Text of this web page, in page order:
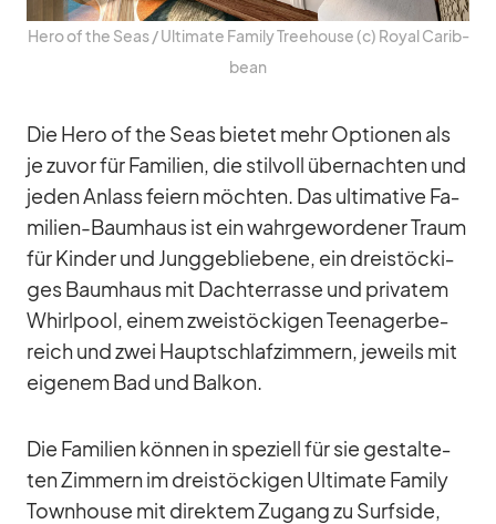
Hero of the Seas /​ Ul­ti­mate Fa­mily Tree­house (c) Royal Ca­rib­
bean
Die Hero of the Seas bie­tet mehr Op­tio­nen als
je zu­vor für Fa­mi­lien, die stil­voll über­nach­ten und
je­den An­lass fei­ern möch­ten. Das ul­ti­ma­tive Fa­
mi­lien-Baum­haus ist ein wahr­ge­wor­de­ner Traum
für Kin­der und Jung­ge­blie­bene, ein drei­stö­cki­
ges Baum­haus mit Dach­ter­rasse und pri­va­tem
Whirl­pool, ei­nem zwei­stö­cki­gen Teen­ager­be­
reich und zwei Haupt­schlaf­zim­mern, je­weils mit
ei­ge­nem Bad und Bal­kon.
Die Fa­mi­lien kön­nen in spe­zi­ell für sie ge­stal­te­
ten Zim­mern im drei­stö­cki­gen Ul­ti­mate Fa­mily
Town­house mit di­rek­tem Zu­gang zu Surfs­ide,